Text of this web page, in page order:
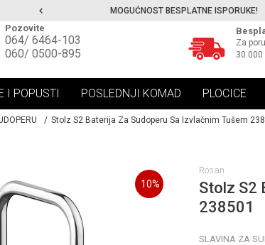
MOGUĆNOST BESPLATNE ISPORUKE!
Pozovite
064/ 6464-103
060/ 0500-895
Za
30.000
I POPUSTI POSLEDNJI KOMAD PLOCICE
Stolz S2 Baterija Za Sudoperu Sa Izvlačnim Tušem
10%
Rosan
Stolz S2
238501
SLAVINA ZA